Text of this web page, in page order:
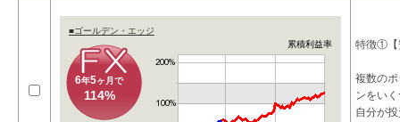
■ゴールデン・エッジ
累積利益率
6年5ヶ月で
114%
特徴①【
複数の
ンをい
自分が